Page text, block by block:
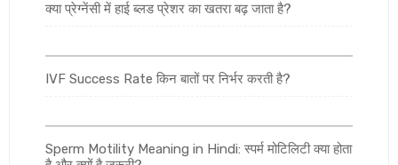
क्या प्रेग्नेंसी में हाई ब्लड प्रेशर का खतरा बढ़ जाता है?
IVF Success Rate किन बातों पर निर्भर करती है?
Sperm Motility Meaning in Hindi: स्पर्म मोटिलिटी क्या होता